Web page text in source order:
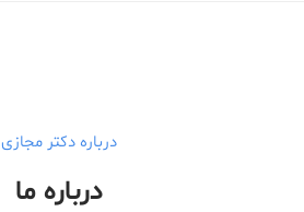
درباره دکتر مجازی
درباره ما